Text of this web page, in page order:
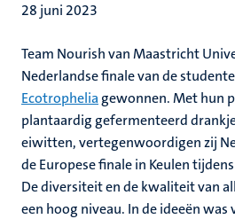
28 juni 2023
Team Nourish van Maastricht
Nederlandse finale van de
Ecotrophelia gewonnen. Met hun
plantaardig gefermenteerd
eiwitten, vertegenwoordigen zij
de Europese finale in Keulen
De diversiteit en de kwaliteit van
een hoog niveau. In de ideeën was